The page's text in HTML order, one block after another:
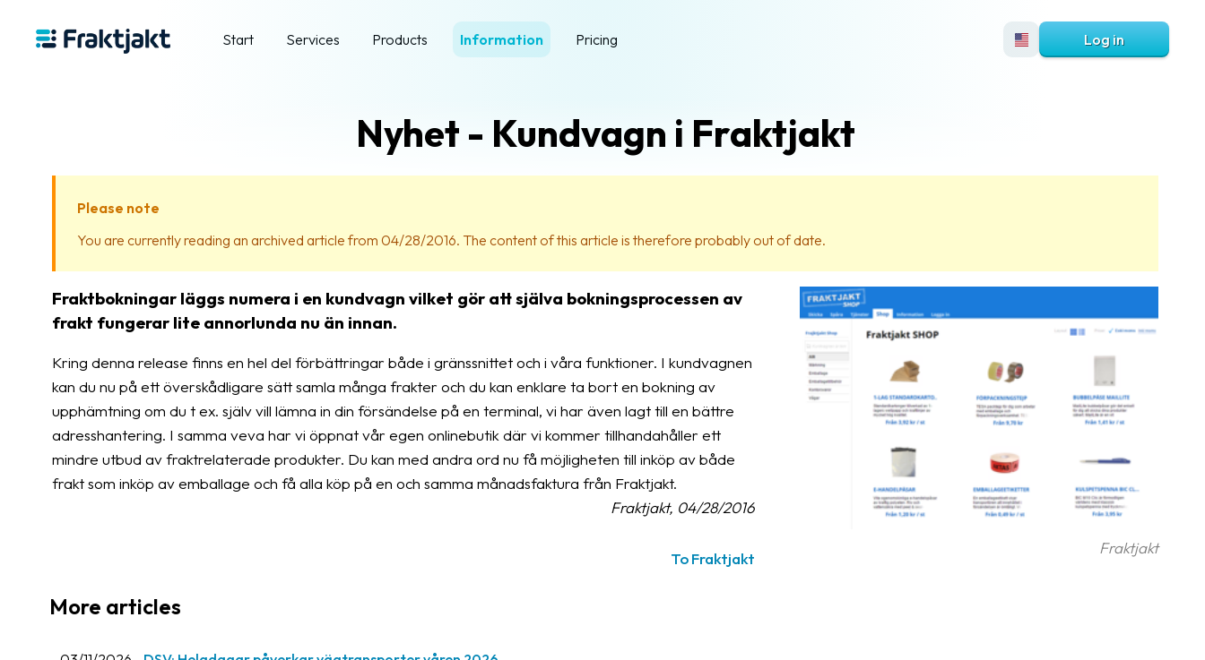
Start Services Products Information Pricing Log in
Nyhet - Kundvagn i Fraktjakt
Please note
You are currently reading an archived article from 04/28/2016. The content of this article is therefore probably out of date.
Fraktjakt
Fraktbokningar läggs numera i en kundvagn vilket gör att själva bokningsprocessen av
frakt fungerar lite annorlunda nu än innan.
Kring denna release finns en hel del förbättringar både i gränssnittet och i våra funktioner. I kundvagnen
kan du nu på ett överskådligare sätt samla många frakter och du kan enklare ta bort en bokning av
upphämtning om du t ex. själv vill lämna in din försändelse på en terminal, vi har även lagt till en bättre
adresshantering. I samma veva har vi öppnat vår egen onlinebutik där vi kommer tillhandahåller ett
mindre utbud av fraktrelaterade produkter. Du kan med andra ord nu få möjligheten till inköp av både
frakt som inköp av emballage och få alla köp på en och samma månadsfaktura från Fraktjakt.
Fraktjakt, 04/28/2016
To Fraktjakt
More articles